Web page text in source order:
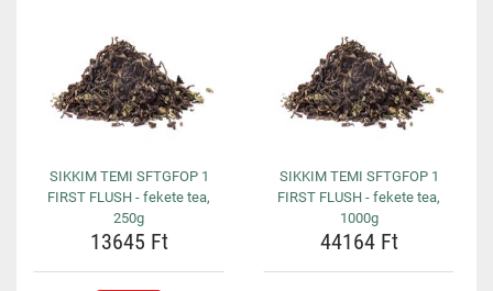
SIKKIM TEMI SFTGFOP 1
FIRST FLUSH - fekete tea,
250g
13645 Ft
SIKKIM TEMI SFTGFOP 1
FIRST FLUSH - fekete tea,
1000g
44164 Ft